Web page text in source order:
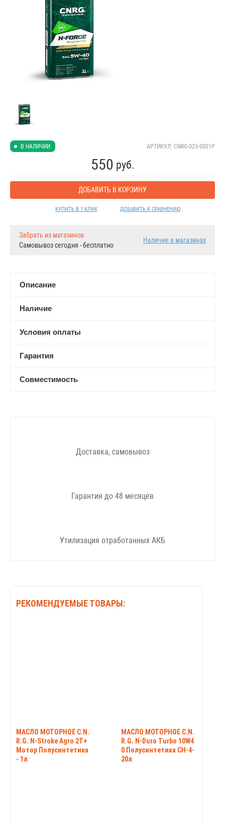
В НАЛИЧИИ АРТИКУЛ: CNRG-025-0001P
550 руб.
ДОБАВИТЬ В КОРЗИНУ
КУПИТЬ В 1 КЛИК ДОБАВИТЬ К СРАВНЕНИЮ
Забрать из магазинов
Самовывоз сегодня - бесплатно
Наличие в магазинах
Описание
Наличие
Условия оплаты
Гарантия
Совместимость
Доставка, самовывоз
Гарантия до 48 месяцев
Утилизация отработанных АКБ
РЕКОМЕНДУЕМЫЕ ТОВАРЫ:
МАСЛО МОТОРНОЕ C.N.
R.G. N-Stroke Agro 2T+
Мотор Полусинтетика
- 1л
МАСЛО МОТОРНОЕ C.N.
R.G. N-Duro Turbo 10W4
0 Полусинтетика CH-4-
20л